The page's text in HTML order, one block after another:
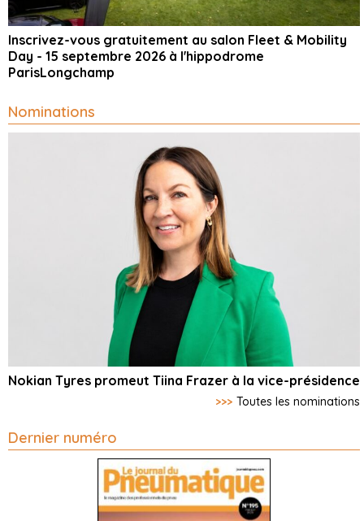
Inscrivez-vous gratuitement au salon Fleet & Mobility
Day - 15 septembre 2026 à l'hippodrome
ParisLongchamp
Nominations
Nokian Tyres promeut Tiina Frazer à la vice-présidence
>>> Toutes les nominations
Dernier numéro